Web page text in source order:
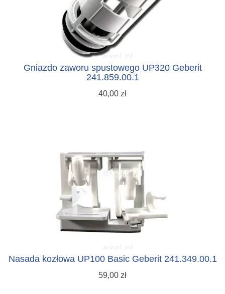
Gniazdo zaworu spustowego UP320 Geberit
241.859.00.1
40,00 zł
Nasada kozłowa UP100 Basic Geberit 241.349.00.1
59,00 zł